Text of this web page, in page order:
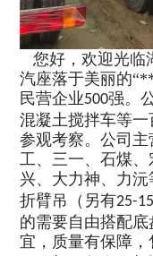
您好，欢迎光临
汽座落于美丽的
民营企业500强。
混凝土搅拌车等
参观考察。公司
工、三一、石煤
兴、大力神、力
折臂吊（另有25-
的需要自由搭配
宜，质量有保障，